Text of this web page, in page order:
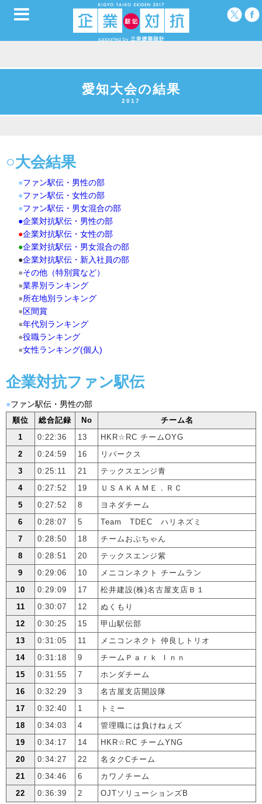
愛知大会の結果
2017
○大会結果
●ファン駅伝・男性の部
●ファン駅伝・女性の部
●ファン駅伝・男女混合の部
●企業対抗駅伝・男性の部
●企業対抗駅伝・女性の部
●企業対抗駅伝・男女混合の部
●企業対抗駅伝・新入社員の部
●その他（特別賞など）
●業界別ランキング
●所在地別ランキング
●区間賞
●年代別ランキング
●役職ランキング
●女性ランキング(個人)
企業対抗ファン駅伝
●ファン駅伝・男性の部
順位 総合記録 No
チーム名
1
0:22:36 13
HKR☆RC チームOYG
2
0:24:59 16
リパークス
3
0:25:11 21
テックスエンジ青
4
0:27:52 19
ＵＳＡＫＡＭＥ．ＲＣ
5
0:27:52 8
ヨネダチーム
6
0:28:07 5
Team TDEC ハリネズミ
7
0:28:50 18
チームおぶちゃん
8
0:28:51 20
テックスエンジ紫
9
0:29:06 10
メニコンネクト チームラン
10
0:29:09 17
松井建設(株)名古屋支店Ｂ１
11
0:30:07 12
ぬくもり
12
0:30:25 15
甲山駅伝部
13
0:31:05 11
メニコンネクト 仲良しトリオ
14
0:31:18 9
チームＰａｒｋ Ｉｎｎ
15
0:31:55 7
ホンダチーム
16
0:32:29 3
名古屋支店開設隊
17
0:32:40 1
トミー
18
0:34:03 4
管理職には負けねぇズ
19
0:34:17 14
HKR☆RC チームYNG
20
0:34:27 22
名タクCチーム
21
0:34:46 6
カワノチーム
22
0:36:39 2 OJTソリューションズB